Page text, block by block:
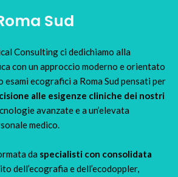
Sud
Consulting ci dedichiamo alla
con un approccio moderno e orientato
ecografici a Roma Sud pensati per
alle esigenze cliniche dei nostri
avanzate e a un’elevata
medico.
da specialisti con consolidata
dell’ecografia e dell’ecodoppler,